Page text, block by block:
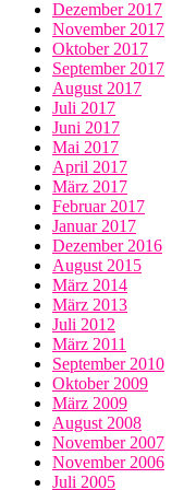
Dezember 2017
November 2017
Oktober 2017
September 2017
August 2017
Juli 2017
Juni 2017
Mai 2017
April 2017
März 2017
Februar 2017
Januar 2017
Dezember 2016
August 2015
März 2014
März 2013
Juli 2012
März 2011
September 2010
Oktober 2009
März 2009
August 2008
November 2007
November 2006
Juli 2005